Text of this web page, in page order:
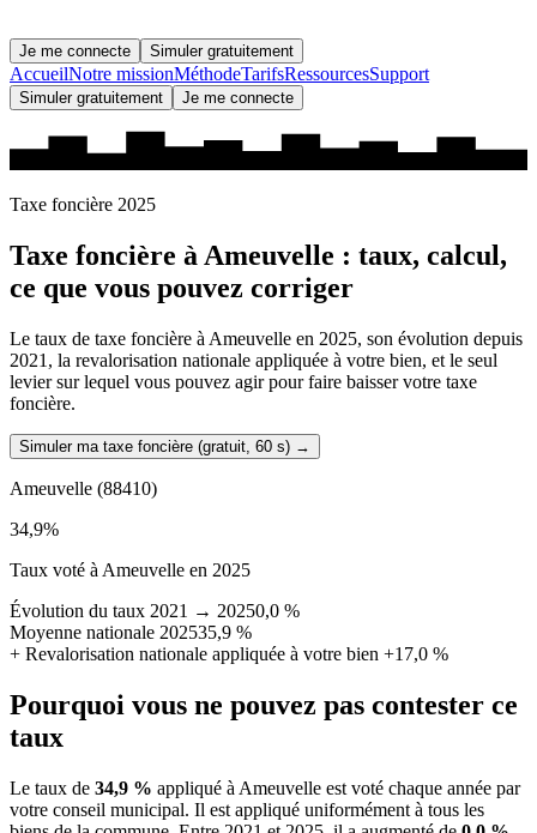
Je me connecte Simuler gratuitement
AccueilNotre missionMéthodeTarifsRessourcesSupport
Simuler gratuitement Je me connecte
Taxe foncière 2025
Taxe foncière àAmeuvelle : taux, calcul,
ce que vous pouvez corriger
Le taux de taxe foncière à Ameuvelle en 2025, son évolution depuis
2021, la revalorisation nationale appliquée à votre bien, et le seul
levier sur lequel vous pouvez agir pour faire baisser votre taxe
foncière.
Simuler ma taxe foncière (gratuit, 60 s) →
Ameuvelle (88410)
34,9%
Taux voté à Ameuvelle en 2025
Évolution du taux 2021 → 20250,0 %
Moyenne nationale 202535,9 %
+ Revalorisation nationale appliquée à votre bien +17,0 %
Pourquoi vous ne pouvez pas contester ce
taux
Le taux de 34,9 % appliqué à Ameuvelle est voté chaque année par
votre conseil municipal. Il est appliqué uniformément à tous les